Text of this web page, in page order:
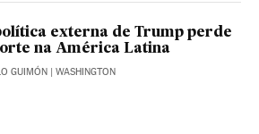
externa de Trump perde
na América Latina
GUIMÓN | WASHINGTON